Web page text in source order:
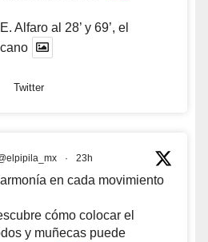
Alfaro al 28’ y 69’, el
Twitter
· 23h
en cada movimiento
cómo colocar el
y muñecas puede